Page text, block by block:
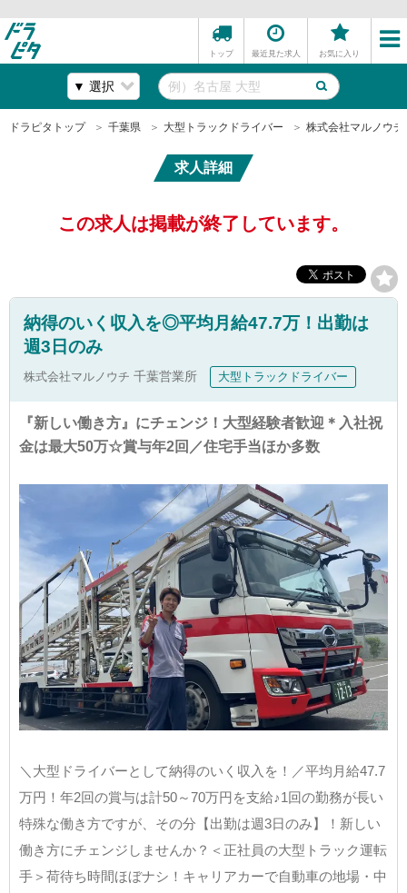
トップ 最近見た求人 お気に入り
ドラピタトップ 千葉県 大型トラックドライバー 株式会社マルノウチ
求人詳細
この求人は掲載が終了しています。
納得のいく収入を◎平均月給47.7万！出勤は
週3日のみ
株式会社マルノウチ 千葉営業所 大型トラックドライバー
『新しい働き方』にチェンジ！大型経験者歓迎＊入社祝
金は最大50万☆賞与年2回／住宅手当ほか多数
＼大型ドライバーとして納得のいく収入を！／平均月給47.7
万円！年2回の賞与は計50～70万円を支給♪1回の勤務が長い
特殊な働き方ですが、その分【出勤は週3日のみ】！新しい
働き方にチェンジしませんか？＜正社員の大型トラック運転
手＞荷待ち時間ほぼナシ！キャリアカーで自動車の地場・中